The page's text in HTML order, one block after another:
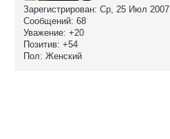
Зарегистрирован: Ср, 25 Июл 2007
Сообщений: 68
Уважение: +20
Позитив: +54
Пол: Женский